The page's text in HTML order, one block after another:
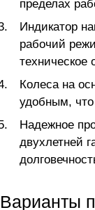
пределах
Индикатор
рабочий
техническое
Колеса на
удобным,
Надежное
двухлетней
Варианты